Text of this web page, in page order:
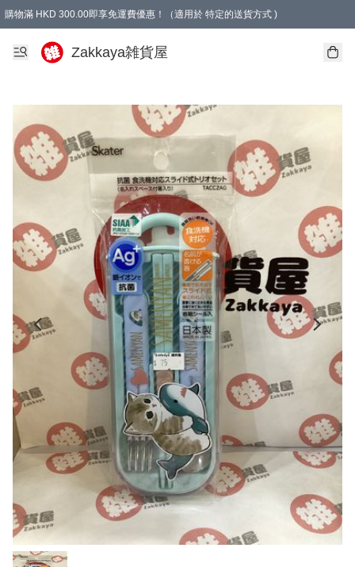
購物滿 HKD 300.00即享免運費優惠！（適用於 特定的送貨方式 )
Zakkaya雑貨屋